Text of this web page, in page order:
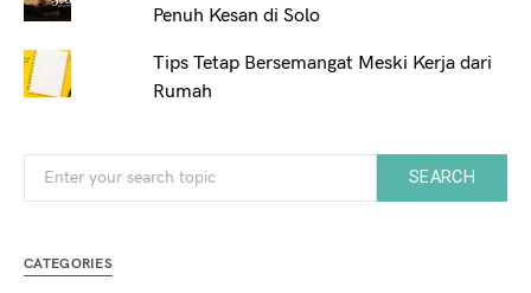
Penuh Kesan di Solo
Tips Tetap Bersemangat Meski Kerja dari
Rumah
SEARCH
CATEGORIES